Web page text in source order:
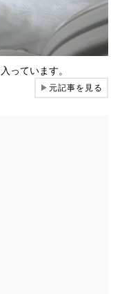
っています。
▶元記事を見る